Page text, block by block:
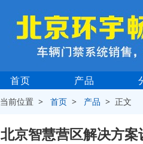
首页 产品
当前位置 >首页 > 产品 > 正文
北京智慧营区解决方